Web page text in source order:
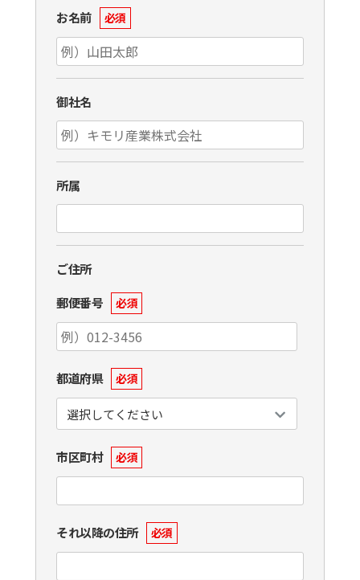
お名前 必須
御社名
所属
ご住所
郵便番号
必須
都道府県 必須
市区町村 必須
それ以降の住所 必須